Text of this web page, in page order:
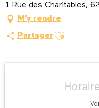
1 Rue des Charitables,
M'y rendre
Partager Ajouter aux